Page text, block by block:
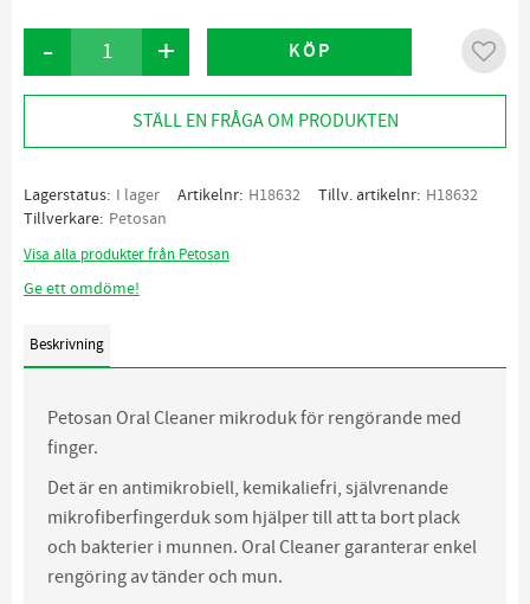
+
- KÖP Lägg
STÄLL EN FRÅGA OM PRODUKTEN
Lagerstatus I lager Artikelnr H18632 Tillv. artikelnr H18632
Tillverkare Petosan
Visa alla produkter från Petosan
Ge ett omdöme!
Beskrivning
Petosan Oral Cleaner mikroduk för rengörande med
finger.
Det är en antimikrobiell, kemikaliefri, självrenande
mikrofiberfingerduk som hjälper till att ta bort plack
och bakterier i munnen. Oral Cleaner garanterar enkel
rengöring av tänder och mun.